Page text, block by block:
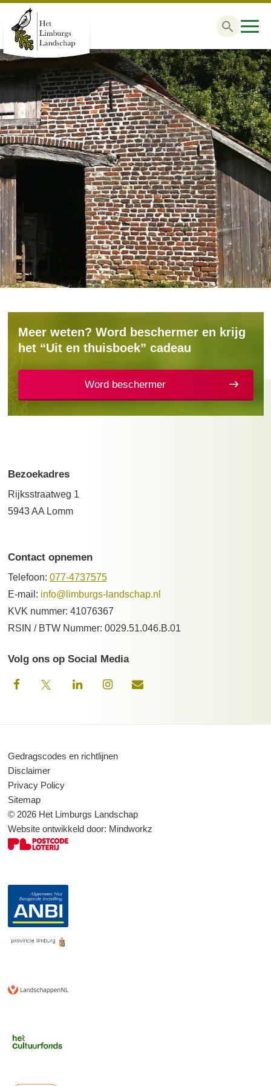
Zoek
Meer weten? Word beschermer en krijg
het “Uit en thuisboek” cadeau
Word beschermer
Bezoekadres
Rijksstraatweg 1
5943 AA Lomm
Contact opnemen
Telefoon: 077-4737575
E-mail: info@limburgs-landschap.nl
KVK nummer: 41076367
RSIN / BTW Nummer: 0029.51.046.B.01
Volg ons op Social Media
Gedragscodes en richtlijnen
Disclaimer
Privacy Policy
Sitemap
© 2026 Het Limburgs Landschap
Website ontwikkeld door: Mindworkz